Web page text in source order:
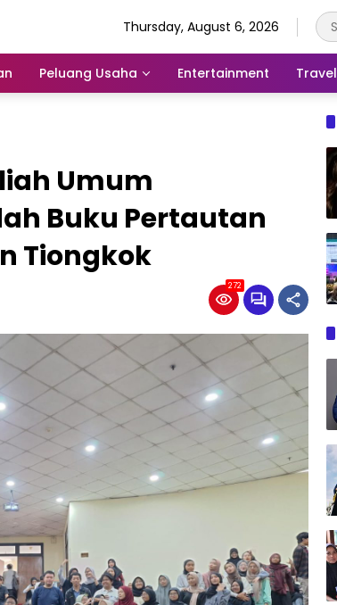
Thursday, August 6, 2026
Peluang Usaha Entertainment Travel
Umum
Buku Pertautan
Tiongkok
272